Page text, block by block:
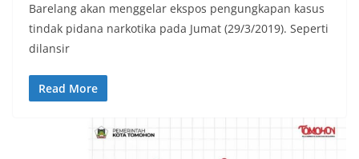
Barelang akan menggelar ekspos pengungkapan kasus
tindak pidana narkotika pada Jumat (29/3/2019). Seperti
dilansir
Read More